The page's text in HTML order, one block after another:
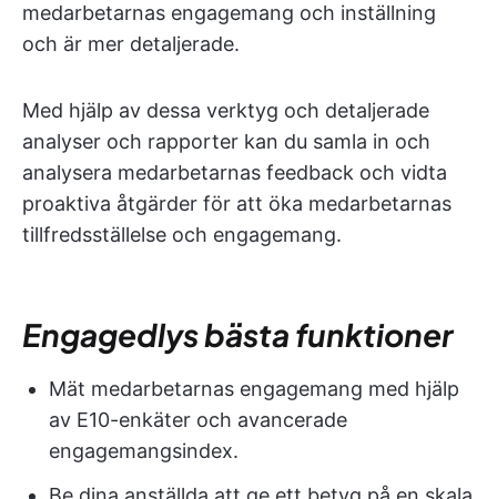
medarbetarnas engagemang och inställning
och är mer detaljerade.
Med hjälp av dessa verktyg och detaljerade
analyser och rapporter kan du samla in och
analysera medarbetarnas feedback och vidta
proaktiva åtgärder för att öka medarbetarnas
tillfredsställelse och engagemang.
Engagedlys bästa funktioner
Mät medarbetarnas engagemang med hjälp
av E10-enkäter och avancerade
engagemangsindex.